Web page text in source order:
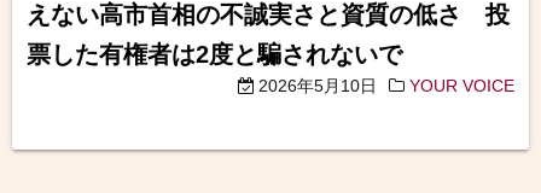
えない高市首相の不誠実さと資質の低さ 投
票した有権者は2度と騙されないで
2026年5月10日 YOUR VOICE